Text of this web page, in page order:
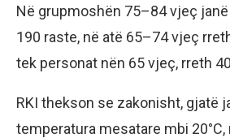
Në grupmoshën 75–84 vjeç
190 raste, në atë 65–74 vjeç
tek personat nën 65 vjeç, rreth
RKI thekson se zakonisht, gjatë
temperatura mesatare mbi 20°C,